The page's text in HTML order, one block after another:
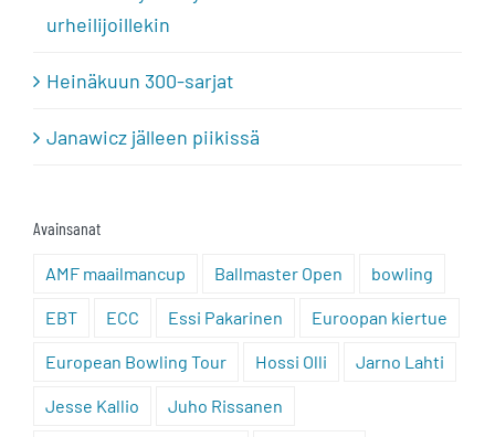
urheilijoillekin
Heinäkuun 300-sarjat
Janawicz jälleen piikissä
Avainsanat
AMF maailmancup Ballmaster Open bowling
EBT ECC Essi Pakarinen Euroopan kiertue
European Bowling Tour Hossi Olli Jarno Lahti
Jesse Kallio Juho Rissanen